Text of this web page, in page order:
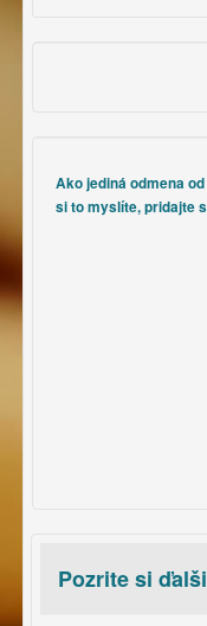
Ako jediná odmena
si to myslíte, pridajte
Pozrite si